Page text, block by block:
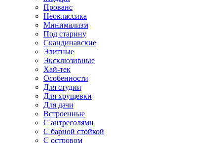
Прованс
Неоклассика
Минимализм
Под старину
Скандинавские
Элитные
Эксклюзивные
Хай-тек
Особенности
Для студии
Для хрущевки
Для дачи
Встроенные
С антресолями
С барной стойкой
С островом